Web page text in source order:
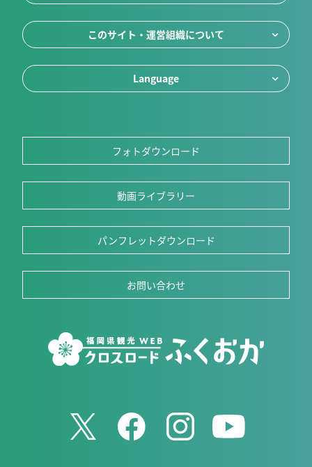
このサイト・運営組織について
Language
フォトダウンロード
動画ライブラリー
パンフレットダウンロード
お問い合わせ